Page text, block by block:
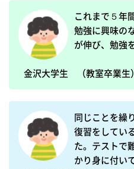
これまで５年
勉強に興味の
が伸び、勉強
金沢大学生　（教室卒業生）
同じことを繰
復習をしてい
た。テストで
かり身に付い